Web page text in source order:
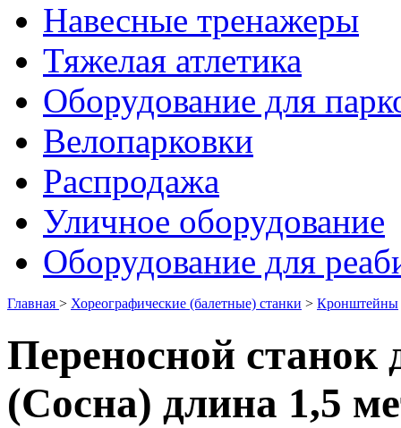
Навесные тренажеры
Тяжелая атлетика
Оборудование для
Велопарковки
Распродажа
Уличное оборудование
Оборудование для
Главная > Хореографические (балетные) станки > Кронштейны
Переносной станок
(Сосна) длина 1,5